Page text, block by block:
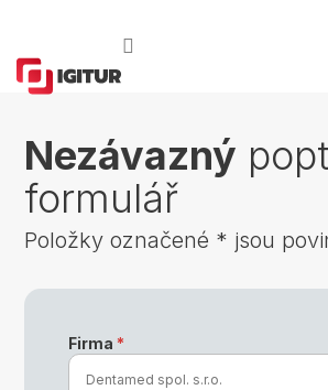
Nezávazný
formulář
Položky označené * jsou
Firma *